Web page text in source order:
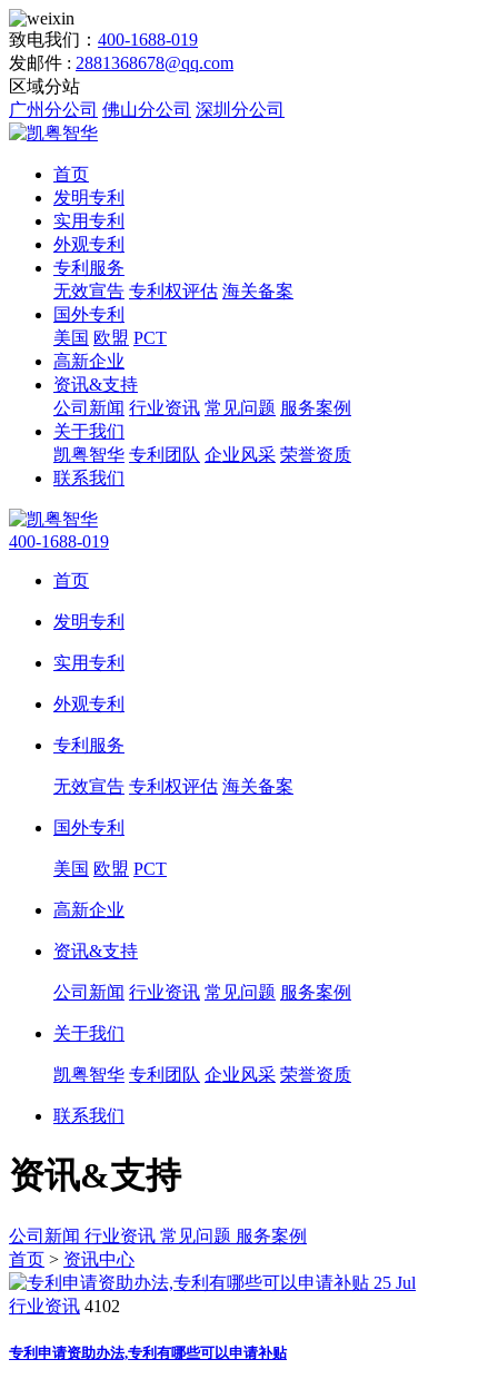
致电我们： 400-1688-019
发邮件 : 2881368678@qq.com
区域分站
广州分公司 佛山分公司 深圳分公司
首页
发明专利
实用专利
外观专利
专利服务
无效宣告 专利权评估 海关备案
国外专利
美国 欧盟 PCT
高新企业
资讯&支持
公司新闻 行业资讯 常见问题 服务案例
关于我们
凯粤智华 专利团队 企业风采 荣誉资质
联系我们
400-1688-019
首页
发明专利
实用专利
外观专利
专利服务
无效宣告 专利权评估 海关备案
国外专利
美国 欧盟 PCT
高新企业
资讯&支持
公司新闻 行业资讯 常见问题 服务案例
关于我们
凯粤智华 专利团队 企业风采 荣誉资质
联系我们
资讯&支持
公司新闻 行业资讯 常见问题 服务案例
首页 > 资讯中心
25 Jul
行业资讯 4102
专利申请资助办法,专利有哪些可以申请补贴